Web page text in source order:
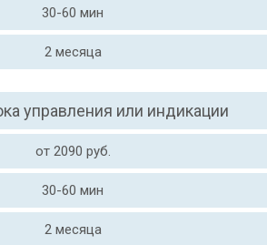
30-60 мин
2 месяца
управления или индикации
от 2090 руб.
30-60 мин
2 месяца